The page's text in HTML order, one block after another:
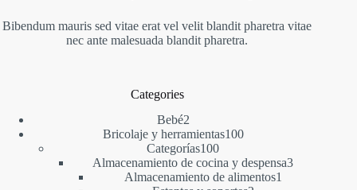
Bibendum mauris sed vitae erat vel velit blandit pharetra vitae
nec ante malesuada blandit pharetra.
Categories
Bebé22
productos
Bricolaje y herramientas100100
Categorías100100
productos
Almacenamiento de cocina y despensa33
Almacenamiento de alimentos1